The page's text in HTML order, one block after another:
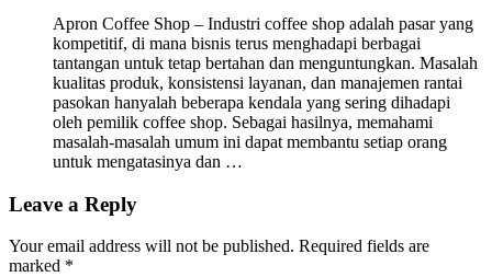
Apron Coffee Shop – Industri coffee shop adalah pasar yang
kompetitif, di mana bisnis terus menghadapi berbagai
tantangan untuk tetap bertahan dan menguntungkan. Masalah
kualitas produk, konsistensi layanan, dan manajemen rantai
pasokan hanyalah beberapa kendala yang sering dihadapi
oleh pemilik coffee shop. Sebagai hasilnya, memahami
masalah-masalah umum ini dapat membantu setiap orang
untuk mengatasinya dan …
Leave a Reply
Your email address will not be published. Required fields are
marked *